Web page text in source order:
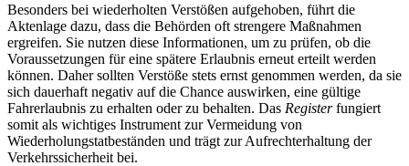
Besonders bei wiederholten Verstößen aufgehoben, führt die
Aktenlage dazu, dass die Behörden oft strengere Maßnahmen
ergreifen. Sie nutzen diese Informationen, um zu prüfen, ob die
Voraussetzungen für eine spätere Erlaubnis erneut erteilt werden
können. Daher sollten Verstöße stets ernst genommen werden, da sie
sich dauerhaft negativ auf die Chance auswirken, eine gültige
Fahrerlaubnis zu erhalten oder zu behalten. Das Registerfungiert
somit als wichtiges Instrument zur Vermeidung von
Wiederholungstatbeständen und trägt zur Aufrechterhaltung der
Verkehrssicherheit bei.